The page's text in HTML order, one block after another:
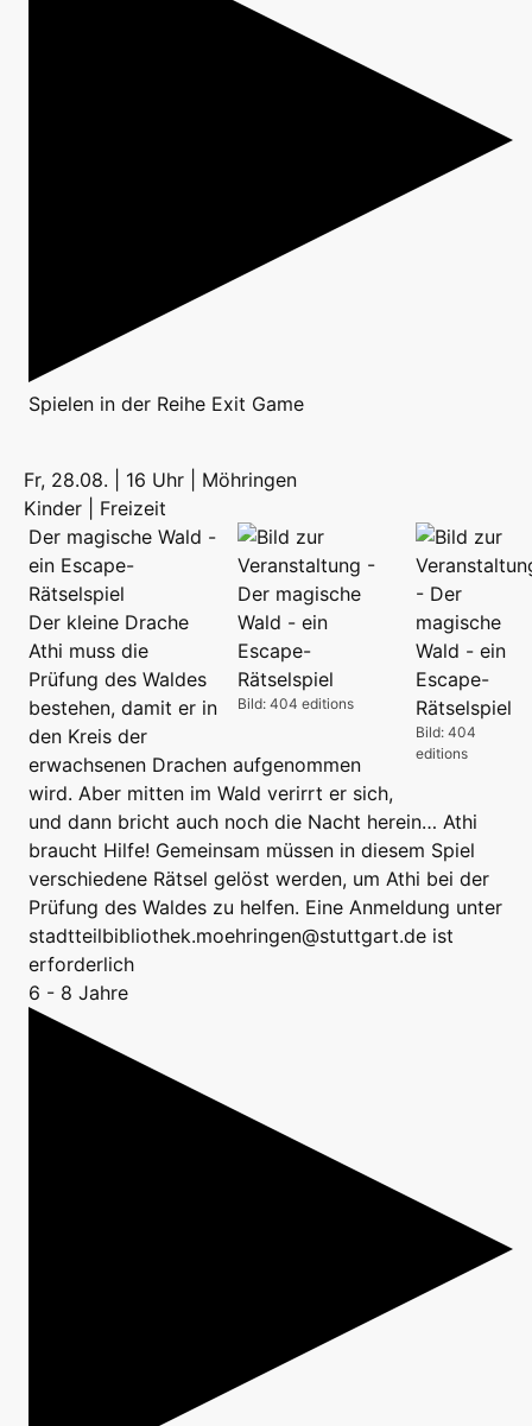
Spielen in der Reihe Exit Game
Fr, 28.08. | 16 Uhr | Möhringen
Kinder | Freizeit
Bild: 404
editions
Bild: 404 editions
Der magische Wald -
ein Escape-
Rätselspiel
Der kleine Drache
Athi muss die
Prüfung des Waldes
bestehen, damit er in
den Kreis der
erwachsenen Drachen aufgenommen
wird. Aber mitten im Wald verirrt er sich,
und dann bricht auch noch die Nacht herein… Athi
braucht Hilfe! Gemeinsam müssen in diesem Spiel
verschiedene Rätsel gelöst werden, um Athi bei der
Prüfung des Waldes zu helfen. Eine Anmeldung unter
stadtteilbibliothek.moehringen@stuttgart.de ist
erforderlich
6 - 8 Jahre